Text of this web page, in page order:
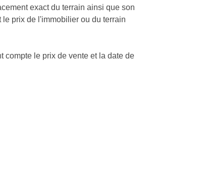
exact du terrain ainsi que son
prix de l'immobilier ou du terrain
compte le prix de vente et la date de